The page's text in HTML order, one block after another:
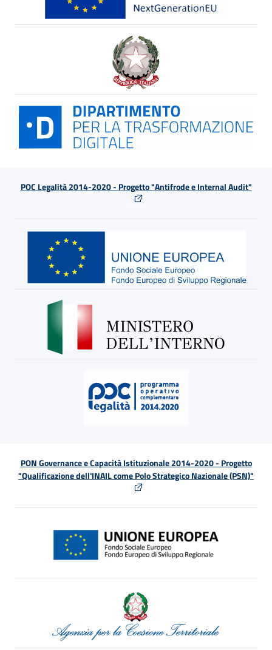
POC Legalità 2014-2020 - Progetto "Antifrode e Internal Audit"
PON Governance e Capacità Istituzionale 2014-2020 - Progetto
"Qualificazione dell'INAIL come Polo Strategico Nazionale (PSN)"